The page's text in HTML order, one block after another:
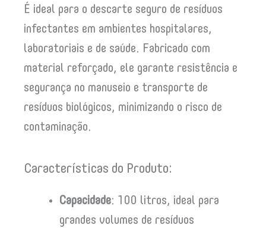
É ideal para o descarte seguro de resíduos
infectantes em ambientes hospitalares,
laboratoriais e de saúde. Fabricado com
material reforçado, ele garante resistência e
segurança no manuseio e transporte de
resíduos biológicos, minimizando o risco de
contaminação.
Características do Produto:
Capacidade: 100 litros, ideal para
grandes volumes de resíduos